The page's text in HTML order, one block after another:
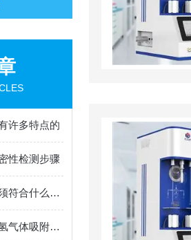
许多特点的
性检测步骤
多组分竞争吸附剂必须符合什么要求？
不止于检测！高压储氢气体吸附分析仪，正在渗透哪些关键场景？